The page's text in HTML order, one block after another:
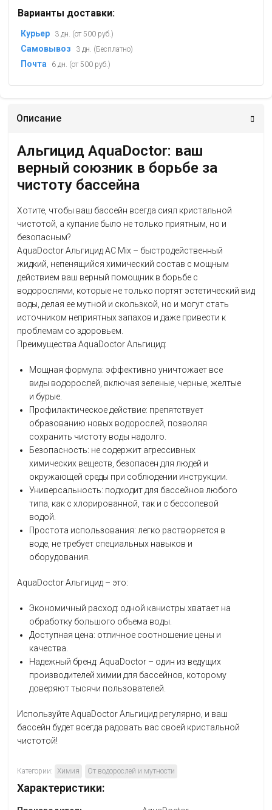
Варианты доставки:
Курьер 3 дн. (от 500 руб.)
Самовывоз 3 дн. (Бесплатно)
Почта 6 дн. (от 500 руб.)
Описание
Альгицид AquaDoctor: ваш
верный союзник в борьбе за
чистоту бассейна
Хотите, чтобы ваш бассейн всегда сиял кристальной
чистотой, а купание было не только приятным, но и
безопасным?
AquaDoctor Альгицид АС Mix – быстродейственный
жидкий, непенящийся химический состав с мощным
действием ваш верный помощник в борьбе с
водорослями, которые не только портят эстетический вид
воды, делая ее мутной и скользкой, но и могут стать
источником неприятных запахов и даже привести к
проблемам со здоровьем.
Преимущества AquaDoctor Альгицид:
Мощная формула: эффективно уничтожает все
виды водорослей, включая зеленые, черные, желтые
и бурые.
Профилактическое действие: препятствует
образованию новых водорослей, позволяя
сохранить чистоту воды надолго.
Безопасность: не содержит агрессивных
химических веществ, безопасен для людей и
окружающей среды при соблюдении инструкции.
Универсальность: подходит для бассейнов любого
типа, как с хлорированной, так и с бессолевой
водой.
Простота использования: легко растворяется в
воде, не требует специальных навыков и
оборудования.
AquaDoctor Альгицид – это:
Экономичный расход: одной канистры хватает на
обработку большого объема воды.
Доступная цена: отличное соотношение цены и
качества.
Надежный бренд: AquaDoctor – один из ведущих
производителей химии для бассейнов, которому
доверяют тысячи пользователей.
Используйте AquaDoctor Альгицид регулярно, и ваш
бассейн будет всегда радовать вас своей кристальной
чистотой!
Категории: Химия От водорослей и мутности
Характеристики: